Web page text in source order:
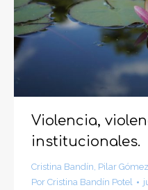
Violencia,
institucionales.
Cristina Bandín, Pilar
Por Cristina Bandín Potel